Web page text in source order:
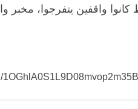
واقفين يتفرجوا، مخبر